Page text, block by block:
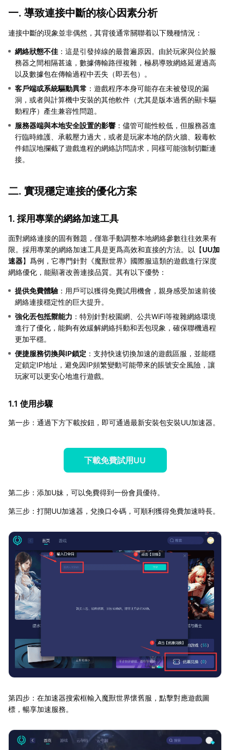
一. 導致連接中斷的核心因素分析
連接中斷的現象並非偶然，其背後通常關聯着以下幾種情況：
網絡狀態不佳 ：這是引發掉線的最普遍原因。由於玩家與位於服
務器之間相隔甚遠，數據傳輸路徑複雜，極易導致網絡延遲過高
以及數據包在傳輸過程中丟失（即丟包）。
客戶端或系統驅動異常 ：遊戲程序本身可能存在未被發現的漏
洞，或者與計算機中安裝的其他軟件（尤其是版本過舊的顯卡驅
動程序）產生兼容性問題。
服務器端與本地安全設置的影響 ：儘管可能性較低，但服務器進
行臨時維護、承載壓力過大，或者是玩家本地的防火牆、殺毒軟
件錯誤地攔截了遊戲進程的網絡訪問請求，同樣可能強制切斷連
接。
二. 實現穩定連接的優化方案
1. 採用專業的網絡加速工具
面對網絡連接的固有難題，僅靠手動調整本地網絡參數往往效果有
限。採用專業的網絡加速工具是更爲高效和直接的方法。以【UU加
速器】爲例，它專門針對《魔獸世界》國際服這類的遊戲進行深度
網絡優化，能顯著改善連接品質。其有以下優勢：
提供免費體驗 ：用戶可以獲得免費試用機會，親身感受加速前後
網絡連接穩定性的巨大提升。
強化丟包抵禦能力 ：特別針對校園網、公共WiFi等複雜網絡環境
進行了優化，能夠有效緩解網絡抖動和丟包現象，確保聯機過程
更加平穩。
便捷服務切換與IP鎖定 ：支持快速切換加速的遊戲區服，並能穩
定鎖定IP地址，避免因IP頻繁變動可能帶來的賬號安全風險，讓
玩家可以更安心地進行遊戲。
1.1 使用步驟
第一步：通過下方下載按鈕，即可通過最新安裝包安裝UU加速器。
下載免費試用UU
第二步：添加U妹，可以免費得到一份會員優待。
第三步：打開UU加速器，兌換口令碼，可順利獲得免費加速時長。
第四步：在加速器搜索框輸入魔獸世界懷舊服，點擊對應遊戲圖
標，暢享加速服務。